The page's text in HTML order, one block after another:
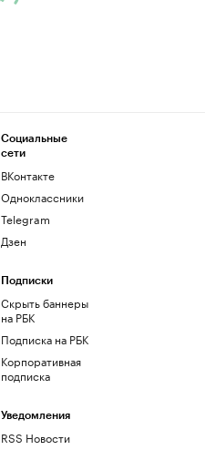
Социальные
сети
ВКонтакте
Одноклассники
Telegram
Дзен
Подписки
Скрыть баннеры
на РБК
Подписка на РБК
Корпоративная
подписка
Уведомления
RSS Новости